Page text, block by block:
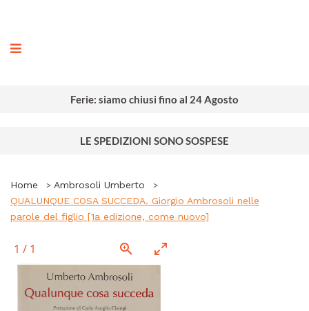
Ferie: siamo chiusi fino al 24 Agosto
LE SPEDIZIONI SONO SOSPESE
Home
Ambrosoli Umberto
QUALUNQUE COSA SUCCEDA. Giorgio Ambrosoli nelle
parole del figlio [1a edizione, come nuovo]
1 / 1